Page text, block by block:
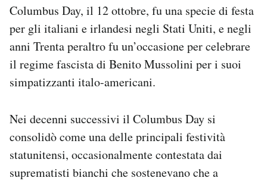
Columbus Day, il 12 ottobre, fu una specie di festa
per gli italiani e irlandesi negli Stati Uniti, e negli
anni Trenta peraltro fu un’occasione per celebrare
il regime fascista di Benito Mussolini per i suoi
simpatizzanti italo-americani.
Nei decenni successivi il Columbus Day si
consolidò come una delle principali festività
statunitensi, occasionalmente contestata dai
suprematisti bianchi che sostenevano che a